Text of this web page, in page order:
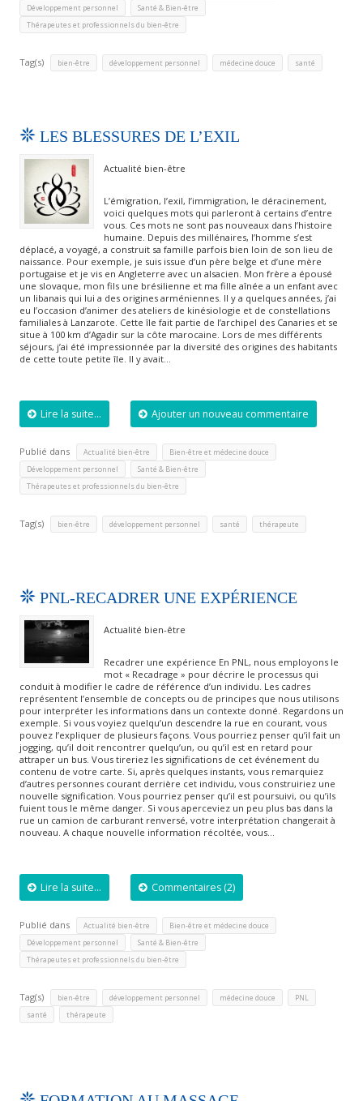
Développement personnel Santé & Bien-être
Thérapeutes et professionnels du bien-être
Tag(s) bien-être développement personnel médecine douce santé
LES BLESSURES DE L’EXIL
Actualité bien-être
L’émigration, l’exil, l’immigration, le déracinement,
voici quelques mots qui parleront à certains d’entre
vous. Ces mots ne sont pas nouveaux dans l’histoire
humaine. Depuis des millénaires, l’homme s’est
déplacé, a voyagé, a construit sa famille parfois bien loin de son lieu de
naissance. Pour exemple, je suis issue d’un père belge et d’une mère
portugaise et je vis en Angleterre avec un alsacien. Mon frère a épousé
une slovaque, mon fils une brésilienne et ma fille aînée a un enfant avec
un libanais qui lui a des origines arméniennes. Il y a quelques années, j’ai
eu l’occasion d’animer des ateliers de kinésiologie et de constellations
familiales à Lanzarote. Cette île fait partie de l’archipel des Canaries et se
situe à 100 km d’Agadir sur la côte marocaine. Lors de mes différents
séjours, j’ai été impressionnée par la diversité des origines des habitants
de cette toute petite île. Il y avait…
Lire la suite... Ajouter un nouveau commentaire
Publié dans Actualité bien-être Bien-être et médecine douce
Développement personnel Santé & Bien-être
Thérapeutes et professionnels du bien-être
Tag(s) bien-être développement personnel santé thérapeute
PNL-RECADRER UNE EXPÉRIENCE
Actualité bien-être
Recadrer une expérience En PNL, nous employons le
mot « Recadrage » pour décrire le processus qui
conduit à modifier le cadre de référence d’un individu. Les cadres
représentent l’ensemble de concepts ou de principes que nous utilisons
pour interpréter les informations dans un contexte donné. Regardons un
exemple. Si vous voyiez quelqu’un descendre la rue en courant, vous
pouvez l’expliquer de plusieurs façons. Vous pourriez penser qu’il fait un
jogging, qu’il doit rencontrer quelqu’un, ou qu’il est en retard pour
attraper un bus. Vous tireriez les significations de cet événement du
contenu de votre carte. Si, après quelques instants, vous remarquiez
d’autres personnes courant derrière cet individu, vous construiriez une
nouvelle signification. Vous pourriez penser qu’il est poursuivi, ou qu’ils
fuient tous le même danger. Si vous aperceviez un peu plus bas dans la
rue un camion de carburant renversé, votre interprétation changerait à
nouveau. A chaque nouvelle information récoltée, vous…
Lire la suite... Commentaires (2)
Publié dans Actualité bien-être Bien-être et médecine douce
Développement personnel Santé & Bien-être
Thérapeutes et professionnels du bien-être
Tag(s) bien-être développement personnel médecine douce PNL
santé thérapeute